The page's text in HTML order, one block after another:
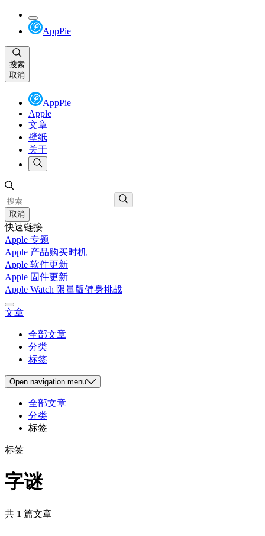
AppPie
搜索
取消
AppPie
Apple
文章
壁纸
关于
取消
快速链接
Apple 专题
Apple 产品购买时机
Apple 软件更新
Apple 固件更新
Apple Watch 限量版健身挑战
文章
全部文章
分类
标签
Open navigation menu
全部文章
分类
标签
标签
字谜
共 1 篇文章